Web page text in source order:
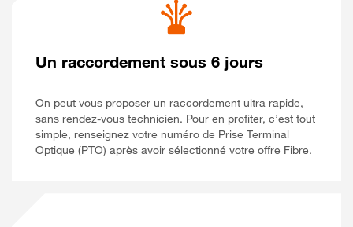
Un raccordement sous 6 jours
On peut vous proposer un raccordement ultra rapide,
sans rendez-vous technicien. Pour en profiter, c’est tout
simple, renseignez votre numéro de Prise Terminal
Optique (PTO) après avoir sélectionné votre offre Fibre.